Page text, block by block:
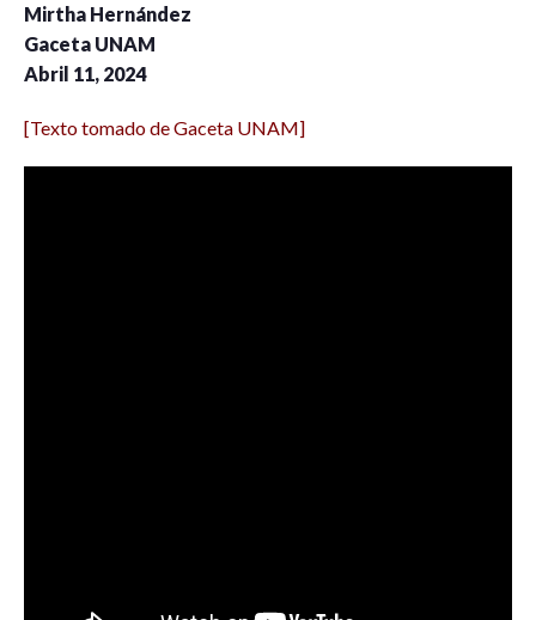
Mirtha Hernández
Gaceta UNAM
Abril 11, 2024
[Texto tomado de Gaceta UNAM]